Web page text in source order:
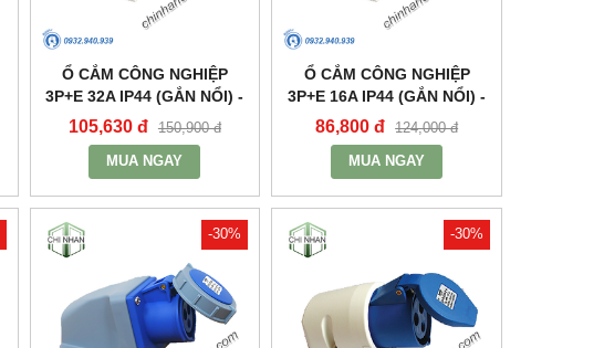
Ổ CẮM CÔNG NGHIỆP
3P+E 32A IP44 (GẮN NỔI) -
MPN124 - MPE
105,630 đ 150,900 đ
MUA NGAY
Ổ CẮM CÔNG NGHIỆP
3P+E 16A IP44 (GẮN NỔI) -
MPN114 - MPE
86,800 đ 124,000 đ
MUA NGAY
-30% -30%